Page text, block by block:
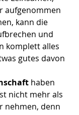
aufgenommen
kann die
und
komplett alles
gutes davon
haben
nicht mehr als
nehmen, denn